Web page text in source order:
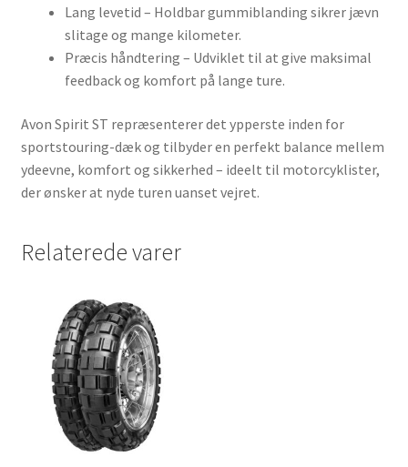
Lang levetid – Holdbar gummiblanding sikrer jævn
slitage og mange kilometer.
Præcis håndtering – Udviklet til at give maksimal
feedback og komfort på lange ture.
Avon Spirit ST repræsenterer det ypperste inden for
sportstouring-dæk og tilbyder en perfekt balance mellem
ydeevne, komfort og sikkerhed – ideelt til motorcyklister,
der ønsker at nyde turen uanset vejret.
Relaterede varer